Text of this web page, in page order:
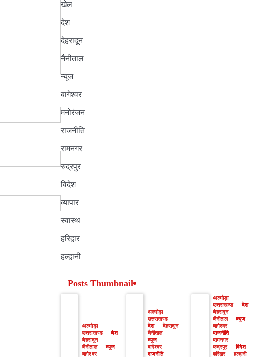
खेल
देश
देहरादून
नैनीताल
न्यूज
बागेश्वर
मनोरंजन
राजनीति
रामनगर
रुद्रपुर
विदेश
व्यापार
स्वास्थ
हरिद्वार
हल्द्वानी
Posts Thumbnail
अल्मोड़ा
उत्तराखण्ड
देश
देहरादून
नैनीताल
न्यूज
बागेश्वर
अल्मोड़ा
उत्तराखण्ड
देश
देहरादून
नैनीताल
न्यूज
बागेश्वर
राजनीति
अल्मोड़ा
उत्तराखण्ड
देश
देहरादून
नैनीताल
न्यूज
बागेश्वर
राजनीति
रामनगर
रुद्रपुर
विदेश
हरिद्वार
हल्द्वानी